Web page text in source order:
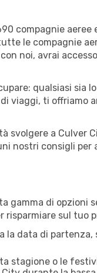
compagnie
le compagnie
noi, avrai
qualsiasi sia
viaggi, ti offriamo
svolgere a Culver
nostri consigli
gamma di opzioni
sul tuo
la data di
stagione o le